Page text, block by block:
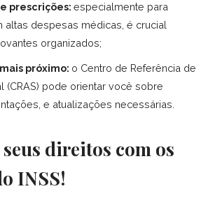
prescrições: especialmente para
altas despesas médicas, é crucial
organizados;
próximo: o Centro de Referência de
(CRAS) pode orientar você sobre
e atualizações necessárias.
direitos com os
INSS!